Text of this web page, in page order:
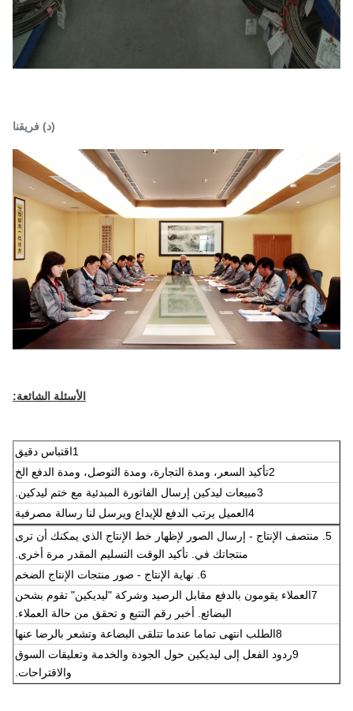
(د) فريقنا
الأسئلة الشائعة:
1اقتباس دقيق
2تأكيد السعر، ومدة التجارة، ومدة التوصل، ومدة الدفع الخ
3مبيعات ليدكين إرسال الفاتورة المبدئية مع ختم ليدكين.
4العميل يرتب الدفع للإيداع ويرسل لنا رسالة مصرفية
5. منتصف الإنتاج - إرسال الصور لإظهار خط الإنتاج الذي يمكنك أن ترى
منتجاتك في. تأكيد الوقت التسليم المقدر مرة أخرى.
6. نهاية الإنتاج - صور منتجات الإنتاج الضخم
7العملاء يقومون بالدفع مقابل الرصيد وشركة "ليديكين" تقوم بشحن
البضائع. أخبر رقم التتبع و تحقق من حالة العملاء.
8الطلب انتهى تماما عندما تتلقى البضاعة وتشعر بالرضا عنها
9ردود الفعل إلى ليديكين حول الجودة والخدمة وتعليقات السوق
والاقتراحات.